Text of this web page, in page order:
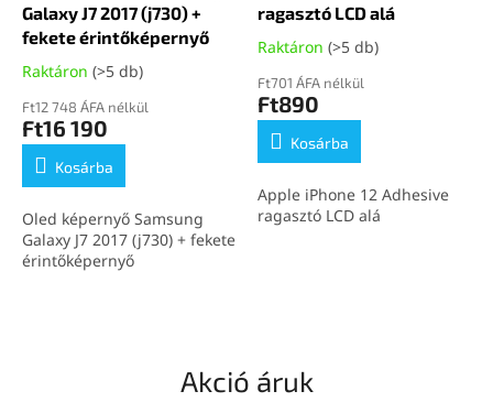
Galaxy J7 2017 (j730) +
fekete érintőképernyő
Raktáron (>5 db)
Ft12 748 ÁFA nélkül
Ft16 190
Kosárba
Oled képernyő Samsung
Galaxy J7 2017 (j730) + fekete
érintőképernyő
ragasztó LCD alá
Raktáron (>5 db)
Ft701 ÁFA nélkül
Ft890
Kosárba
Apple iPhone 12 Adhesive
ragasztó LCD alá
Akció áruk